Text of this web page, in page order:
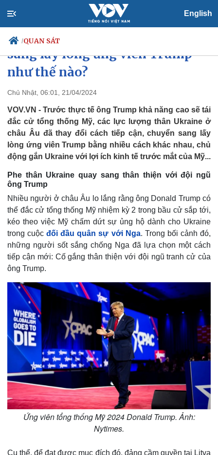
English
/QUAN SÁT
Chính trị
Tổ chức nhân sự
Quốc hội
Nhận diện sự thật
Dự báo thời tiết
Giáo dục
Dấu ấn VOV
Việc làm
Biển đảo
Phe ủng hộ Ukraine chuyển
sang lấy lòng ứng viên Trump
như thế nào?
Chủ Nhật, 06:01, 21/04/2024
VOV.VN - Trước thực tế ông Trump khả năng cao sẽ tái
đắc cử tổng thống Mỹ, các lực lượng thân Ukraine ở
châu Âu đã thay đổi cách tiếp cận, chuyển sang lấy
lòng ứng viên Trump bằng nhiều cách khác nhau, chủ
động gắn Ukraine với lợi ích kinh tế trước mắt của Mỹ...
Phe thân Ukraine quay sang thân thiện với đội ngũ
ông Trump
Nhiều người ở châu Âu lo lắng rằng ông Donald Trump có
thể đắc cử tổng thống Mỹ nhiệm kỳ 2 trong bầu cử sắp tới,
kéo theo việc Mỹ chấm dứt sự ủng hộ dành cho Ukraine
trong cuộcđối đầu quân sự với Nga. Trong bối cảnh đó,
những người sốt sắng chống Nga đã lựa chọn một cách
tiếp cận mới: Cố gắng thân thiện với đội ngũ tranh cử của
ông Trump.
Ứng viên tổng thống Mỹ 2024 Donald Trump. Ảnh:
Nytimes.
Cụ thể, để đạt được mục đích đó, đảng cầm quyền tại Litva